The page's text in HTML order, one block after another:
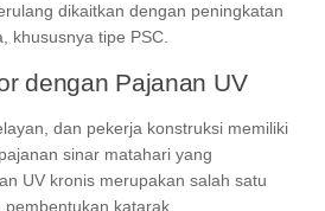
dikaitkan dengan peningkatan
khususnya tipe PSC.
dengan Pajanan UV
dan pekerja konstruksi memiliki
sinar matahari yang
UV kronis merupakan salah satu
katarak.